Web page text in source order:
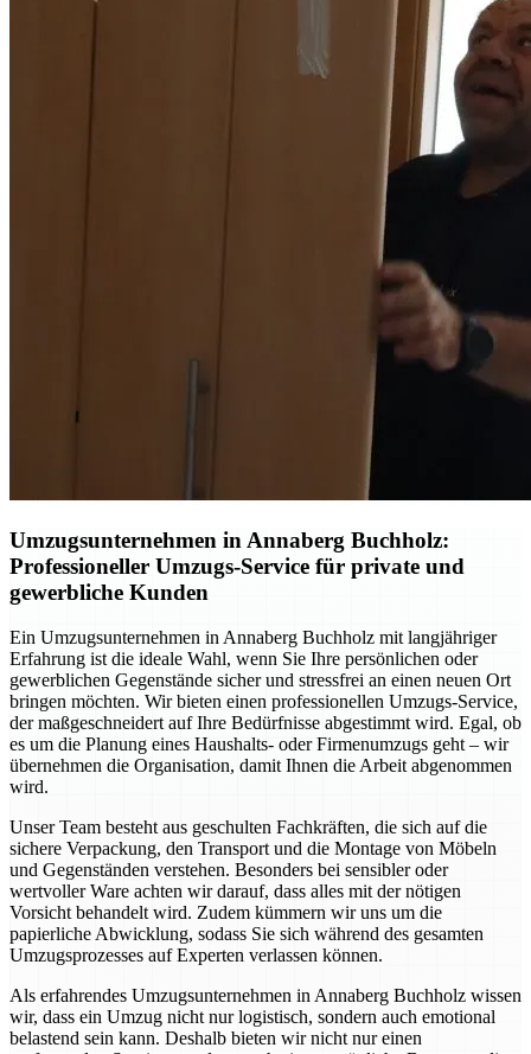
Umzugsunternehmen in Annaberg Buchholz:
Professioneller Umzugs-Service für private und
gewerbliche Kunden
Ein Umzugsunternehmen in Annaberg Buchholz mit langjähriger
Erfahrung ist die ideale Wahl, wenn Sie Ihre persönlichen oder
gewerblichen Gegenstände sicher und stressfrei an einen neuen Ort
bringen möchten. Wir bieten einen professionellen Umzugs-Service,
der maßgeschneidert auf Ihre Bedürfnisse abgestimmt wird. Egal, ob
es um die Planung eines Haushalts- oder Firmenumzugs geht – wir
übernehmen die Organisation, damit Ihnen die Arbeit abgenommen
wird.
Unser Team besteht aus geschulten Fachkräften, die sich auf die
sichere Verpackung, den Transport und die Montage von Möbeln
und Gegenständen verstehen. Besonders bei sensibler oder
wertvoller Ware achten wir darauf, dass alles mit der nötigen
Vorsicht behandelt wird. Zudem kümmern wir uns um die
papierliche Abwicklung, sodass Sie sich während des gesamten
Umzugsprozesses auf Experten verlassen können.
Als erfahrendes Umzugsunternehmen in Annaberg Buchholz wissen
wir, dass ein Umzug nicht nur logistisch, sondern auch emotional
belastend sein kann. Deshalb bieten wir nicht nur einen